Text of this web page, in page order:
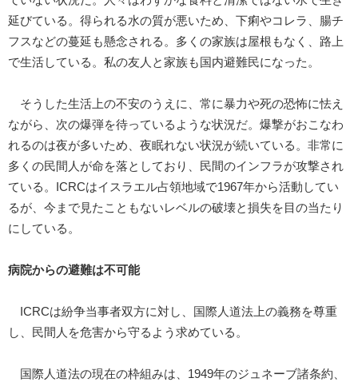
延びている。得られる水の質が悪いため、下痢やコレラ、腸チ
フスなどの蔓延も懸念される。多くの家族は屋根もなく、路上
で生活している。私の友人と家族も国内避難民になった。
そうした生活上の不安のうえに、常に暴力や死の恐怖に怯え
ながら、次の爆弾を待っているような状況だ。爆撃がおこなわ
れるのは夜が多いため、夜眠れない状況が続いている。非常に
多くの民間人が命を落としており、民間のインフラが攻撃され
ている。ICRCはイスラエル占領地域で1967年から活動してい
るが、今まで見たこともないレベルの破壊と損失を目の当たり
にしている。
病院からの避難は不可能
ICRCは紛争当事者双方に対し、国際人道法上の義務を尊重
し、民間人を危害から守るよう求めている。
国際人道法の現在の枠組みは、1949年のジュネーブ諸条約、